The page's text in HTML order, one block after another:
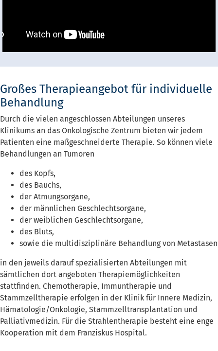
Großes Therapieangebot für individuelle
Behandlung
Durch die vielen angeschlossen Abteilungen unseres
Klinikums an das Onkologische Zentrum bieten wir jedem
Patienten eine maßgeschneiderte Therapie. So können viele
Behandlungen an Tumoren
des Kopfs,
des Bauchs,
der Atmungsorgane,
der männlichen Geschlechtsorgane,
der weiblichen Geschlechtsorgane,
des Bluts,
sowie die multidisziplinäre Behandlung von Metastasen
in den jeweils darauf spezialisierten Abteilungen mit
sämtlichen dort angeboten Therapiemöglichkeiten
stattfinden. Chemotherapie, Immuntherapie und
Stammzelltherapie erfolgen in der Klinik für Innere Medizin,
Hämatologie/Onkologie, Stammzelltransplantation und
Palliativmedizin. Für die Strahlentherapie besteht eine enge
Kooperation mit dem Franziskus Hospital.